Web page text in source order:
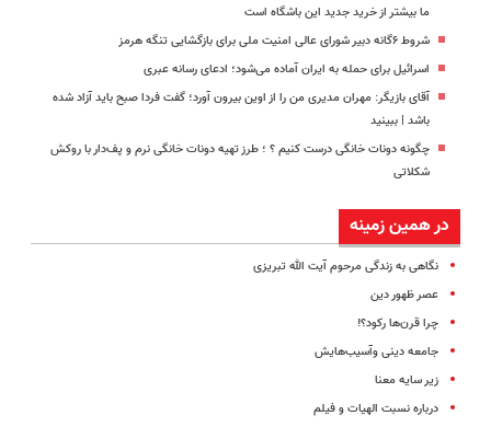
ما بیشتر از خرید جدید این باشگاه است
شروط ۶گانه دبیر شورای عالی امنیت ملی برای بازگشایی تنگه هرمز
اسرائیل برای حمله به ایران آماده می‌شود؛ ادعای رسانه عبری
آقای بازیگر: مهران مدیری من را از اوین بیرون آورد؛ گفت فردا صبح باید آزاد شده
باشد | ببینید
چگونه دونات خانگی درست کنیم ؟ ؛ طرز تهیه دونات خانگی نرم و پف‌دار با روکش
شکلاتی
در همین زمینه
نگاهی به زندگی مرحوم آیت الله تبریزی
عصر ظهور دین
چرا قرن‌ها رکود؟!
جامعه دینی وآسیب‌هایش
زیر سایه معنا
درباره نسبت الهیات و فیلم